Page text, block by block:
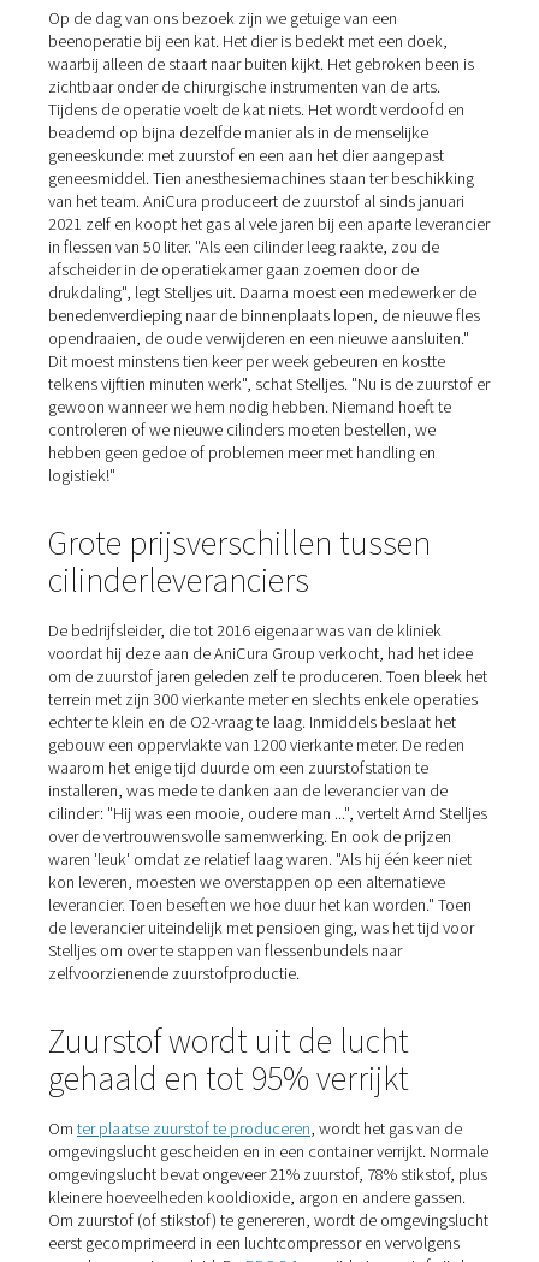
Zuurstof voor tien
anesthesiemachines
beenoperatie bij een kat. Het dier is bedekt met een
waarbij alleen de staart naar buiten kijkt. Het gebroken
zichtbaar onder de chirurgische instrumenten van de
Tijdens de operatie voelt de kat niets. Het wordt
beademd op bijna dezelfde manier als in de menselijke
geneeskunde: met zuurstof en een aan het dier
geneesmiddel. Tien anesthesiemachines staan ter
van het team. AniCura produceert de zuurstof al sinds
2021 zelf en koopt het gas al vele jaren bij een aparte
in flessen van 50 liter. "Als een cilinder leeg raakte, zou
afscheider in de operatiekamer gaan zoemen door de
drukdaling", legt Stelljes uit. Daarna moest een
benedenverdieping naar de binnenplaats lopen, de
opendraaien, de oude verwijderen en een nieuwe
Dit moest minstens tien keer per week gebeuren en
telkens vijftien minuten werk", schat Stelljes. "Nu is de
controleren of we nieuwe cilinders moeten bestellen,
hebben geen gedoe of problemen meer met handling
logistiek!"
Grote prijsverschillen tussen
cilinderleveranciers